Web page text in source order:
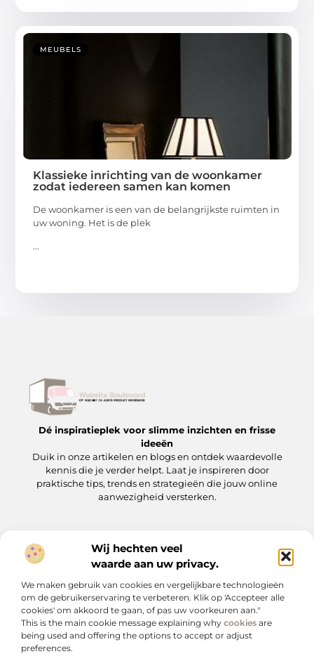
Wij hechten veel
waarde aan uw privacy.
We maken gebruik van cookies en vergelijkbare technologieën
om de gebruikerservaring te verbeteren. Klik op 'Accepteer alle
cookies' om akkoord te gaan, of pas uw voorkeuren aan."
This is the main cookie message explaining why cookies are
being used and offering the options to accept or adjust
preferences.
MEUBELS
Klassieke inrichting van de woonkamer
zodat iedereen samen kan komen
De woonkamer is een van de belangrijkste ruimten in
uw woning. Het is de plek
...
Dé inspiratieplek voor slimme inzichten en frisse
ideeën
Duik in onze artikelen en blogs en ontdek waardevolle
kennis die je verder helpt. Laat je inspireren door
praktische tips, trends en strategieën die jouw online
aanwezigheid versterken.
Onze informatie
Bericht categorie